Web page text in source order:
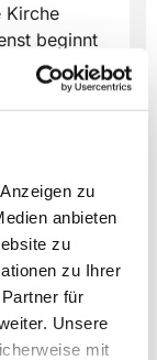
zu
anbieten
zu
zu Ihrer
für
Unsere
mit
Kirche
beginnt
auch online